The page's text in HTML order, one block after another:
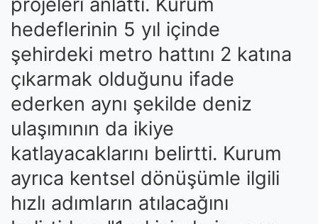
hedeflerinin 5 yıl içinde
şehirdeki metro hattını 2 katına
çıkarmak olduğunu ifade
ederken aynı şekilde deniz
ulaşımının da ikiye
katlayacaklarını belirtti. Kurum
ayrıca kentsel dönüşümle ilgili
hızlı adımların atılacağını